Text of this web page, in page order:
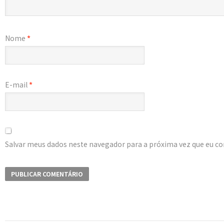
Nome *
E-mail*
Salvar meus dados neste navegador para a próxima vez que eu